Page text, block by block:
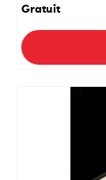
Gratuit